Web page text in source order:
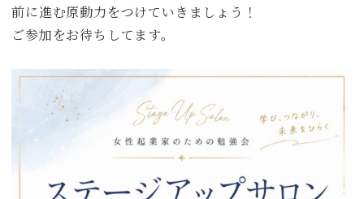
前に進む原動力をつけていきましょう！
ご参加をお待ちしてます。